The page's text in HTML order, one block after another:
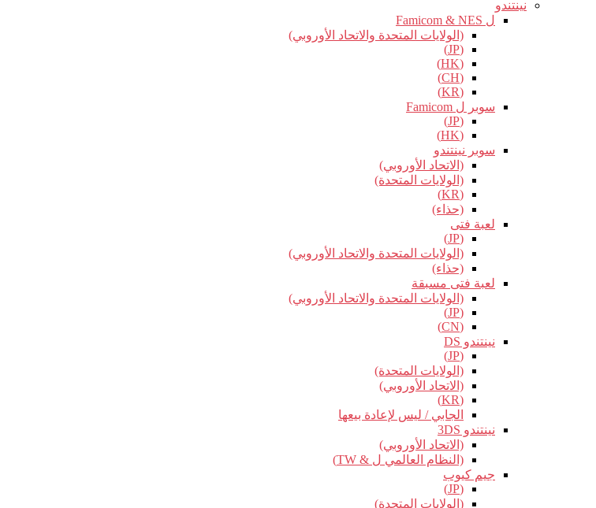
نينتندو
ل Famicom & NES
(الولايات المتحدة والاتحاد الأوروبي)
(JP)
(HK)
(CH)
(KR)
سوبر ل Famicom
(JP)
(HK)
سوبر نينتندو
(الاتحاد الأوروبي)
(الولايات المتحدة)
(KR)
(حذاء)
لعبة فتى
(JP)
(الولايات المتحدة والاتحاد الأوروبي)
(حذاء)
لعبة فتى مسبقة
(الولايات المتحدة والاتحاد الأوروبي)
(JP)
(CN)
نينتندو DS
(JP)
(الولايات المتحدة)
(الاتحاد الأوروبي)
(KR)
الجابي / ليس لإعادة بيعها
نينتندو 3DS
(الاتحاد الأوروبي)
(النظام العالمي ل & TW)
جيم كيوب
(JP)
(الولايات المتحدة)